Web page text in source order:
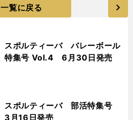
一覧に戻る
スポルティーバ バレーボール
特集号 Vol.4 6月30日発売
スポルティーバ 部活特集号
3月16日発売